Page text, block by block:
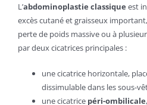
L’abdominoplastie classique est
excès cutané et graisseux
perte de poids massive ou à
par deux cicatrices principales :
une cicatrice horizontale,
dissimulable dans les sous-
une cicatrice péri-ombilicale